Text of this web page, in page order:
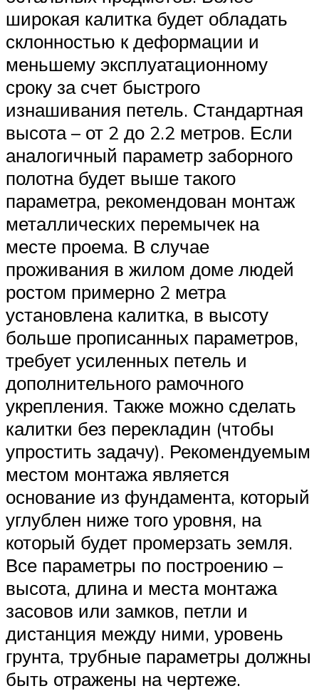
широкая калитка будет обладать
склонностью к деформации и
меньшему эксплуатационному
сроку за счет быстрого
изнашивания петель. Стандартная
высота – от 2 до 2.2 метров. Если
аналогичный параметр заборного
полотна будет выше такого
параметра, рекомендован монтаж
металлических перемычек на
месте проема. В случае
проживания в жилом доме людей
ростом примерно 2 метра
установлена калитка, в высоту
больше прописанных параметров,
требует усиленных петель и
дополнительного рамочного
укрепления. Также можно сделать
калитки без перекладин (чтобы
упростить задачу). Рекомендуемым
местом монтажа является
основание из фундамента, который
углублен ниже того уровня, на
который будет промерзать земля.
Все параметры по построению –
высота, длина и места монтажа
засовов или замков, петли и
дистанция между ними, уровень
грунта, трубные параметры должны
быть отражены на чертеже.